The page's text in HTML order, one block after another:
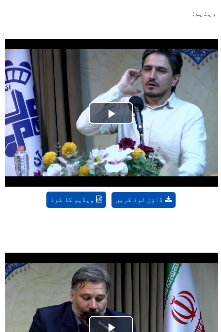
ویڈیو:
Play
Video
ویڈیو کا کوڈ ڈاؤن لوڈ کریں